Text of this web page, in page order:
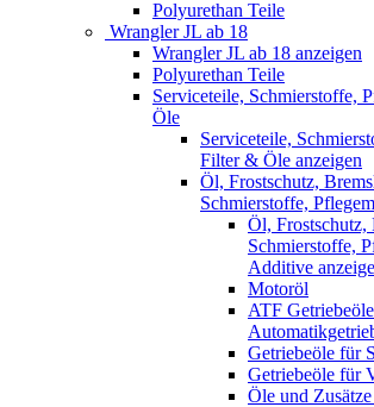
Polyurethan Teile
Wrangler JL ab 18
Wrangler JL ab 18 anzeigen
Polyurethan Teile
Serviceteile, Schmierstoffe,
Öle
Serviceteile,
Filter & Öle anzeigen
Öl, Frostschutz,
Schmierstoffe,
Öl, Frostschutz,
Schmierstoffe,
Additive
Motoröl
ATF
Getriebeöle für
Getriebeöle für
Öle und